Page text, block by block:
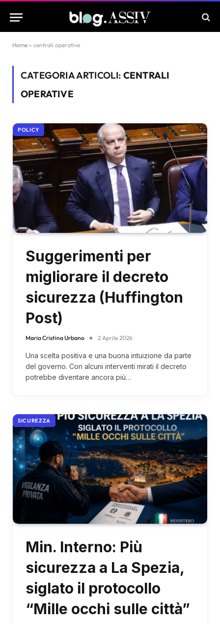
Home » centrali operative
CATEGORIA ARTICOLI: CENTRALI
OPERATIVE
POLICY
Suggerimenti per
migliorare il decreto
sicurezza (Huffington
Post)
Maria Cristina Urbano 2 Aprile 2026
Una scelta positiva e una buona intuizione da parte
del governo. Con alcuni interventi mirati il decreto
potrebbe diventare ancora più…
SICUREZZA
Min. Interno: Più
sicurezza a La Spezia,
siglato il protocollo
“Mille occhi sulle città”